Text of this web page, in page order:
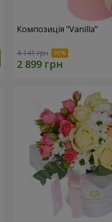
Композиція "Vanilla"
4 141 грн